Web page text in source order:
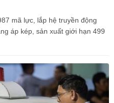
mã lực, lắp hệ truyền động
áp kép, sản xuất giới hạn 499